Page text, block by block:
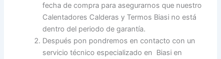
fecha de compra para asegurarnos que nuestro
Calentadores Calderas y Termos Biasi no está
dentro del periodo de garantía.
Después pon pondremos en contacto con un
servicio técnico especializado en Biasi en